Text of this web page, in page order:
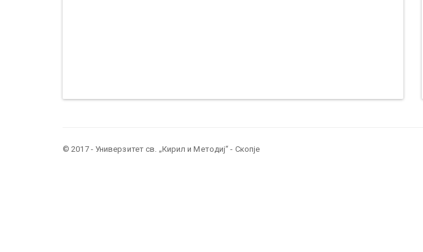
© 2017 - Универзитет св. „Кирил и Методиј“ - Скопје